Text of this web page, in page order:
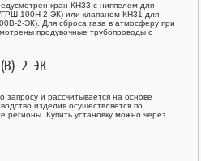
кран КН33 с ниппелем для
100Н-2-ЭК) или клапаном КН31 для
2-ЭК). Для сброса газа в атмосферу при
продувочные трубопроводы с
2-ЭК
запросу и рассчитывается на основе
изделия осуществляется по
регионы. Купить установку можно через